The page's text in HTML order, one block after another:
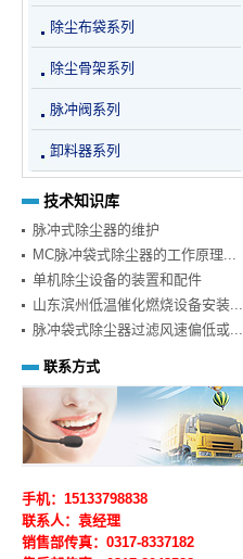
除尘布袋系列
除尘骨架系列
脉冲阀系列
卸料器系列
技术知识库
脉冲式除尘器的维护
MC脉冲袋式除尘器的工作原理...
单机除尘设备的装置和配件
山东滨州低温催化燃烧设备安装...
脉冲袋式除尘器过滤风速偏低或...
联系方式
手机：15133798838
联系人：袁经理
销售部传真：0317-8337182